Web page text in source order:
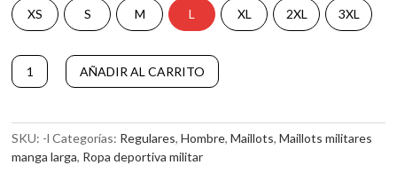
XS S M L XL 2XL 3XL
Maillot
de
Larga
Regulares
cantidad
AÑADIR AL CARRITO
A
t
e
r
SKU: -l Categorías: Regulares,Hombre,Maillots,Maillots militares
manga larga, Ropa deportiva militar